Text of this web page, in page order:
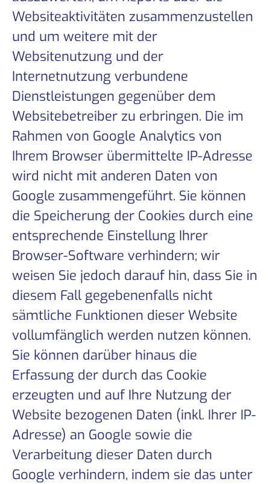
Websiteaktivitäten zusammenzustellen
und um weitere mit der
Websitenutzung und der
Internetnutzung verbundene
Dienstleistungen gegenüber dem
Websitebetreiber zu erbringen. Die im
Rahmen von Google Analytics von
Ihrem Browser übermittelte IP-Adresse
wird nicht mit anderen Daten von
Google zusammengeführt. Sie können
die Speicherung der Cookies durch eine
entsprechende Einstellung Ihrer
Browser-Software verhindern; wir
weisen Sie jedoch darauf hin, dass Sie in
diesem Fall gegebenenfalls nicht
sämtliche Funktionen dieser Website
vollumfänglich werden nutzen können.
Sie können darüber hinaus die
Erfassung der durch das Cookie
erzeugten und auf Ihre Nutzung der
Website bezogenen Daten (inkl. Ihrer IP-
Adresse) an Google sowie die
Verarbeitung dieser Daten durch
Google verhindern, indem sie das unter